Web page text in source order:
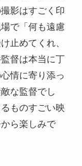
影はすごく印
で「何も遠慮
止めてくれ、
督は本当に丁
情に寄り添っ
な監督でし
ものすごい映
ら楽しみで